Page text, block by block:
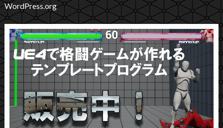
WordPress.org